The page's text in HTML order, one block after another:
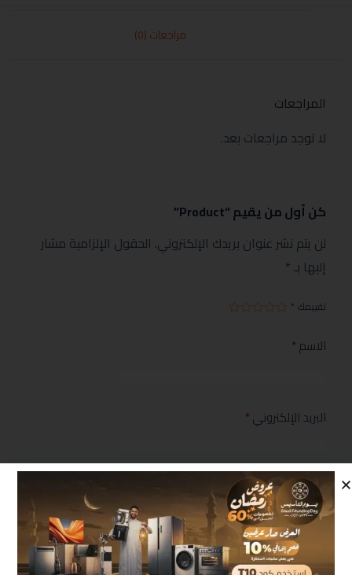
مراجعات (0)
المراجعات
لا توجد مراجعات بعد.
كن أول من يقيم “Product”
لن يتم نشر عنوان بريدك الإلكتروني. الحقول الإلزامية مشار
إليها بـ*
تقييمك *
الاسم*
البريد الإلكتروني*
مراجعتك*